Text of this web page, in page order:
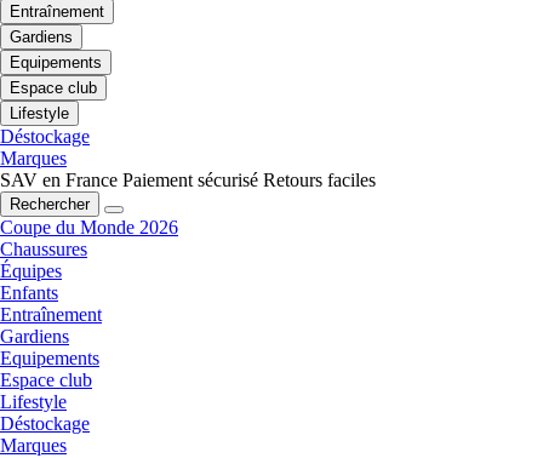
Entraînement
Gardiens
Equipements
Espace club
Lifestyle
Déstockage
Marques
SAV en France Paiement sécurisé Retours faciles
Rechercher
Coupe du Monde 2026
Chaussures
Équipes
Enfants
Entraînement
Gardiens
Equipements
Espace club
Lifestyle
Déstockage
Marques